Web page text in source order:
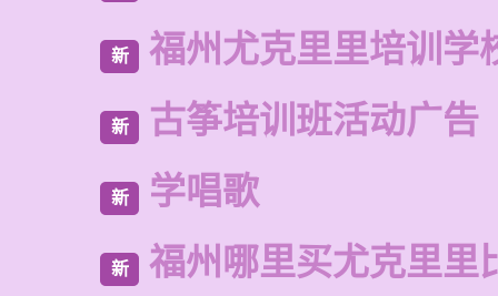
新 福州尤克里里培训学
新 古筝培训班活动广告
新 学唱歌
新 福州哪里买尤克里里